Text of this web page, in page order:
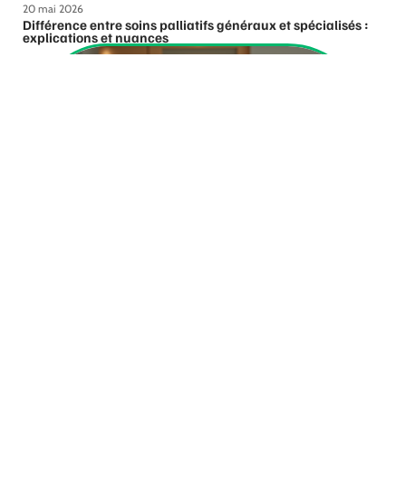
20 mai 2026
Différence entre soins palliatifs généraux et spécialisés :
explications et nuances